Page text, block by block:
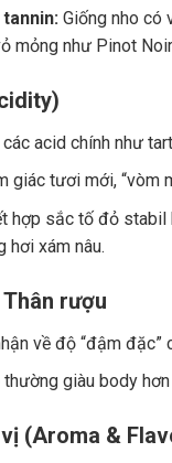
Giống nho có
mỏng như Pinot
acid chính như
giác tươi mới, “vòm
hợp sắc tố đỏ stabil
hơi xám nâu.
rượu
về độ “đậm
thường giàu body
(Aroma &